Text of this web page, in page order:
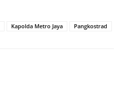
Kapolda Metro Jaya Pangkostrad